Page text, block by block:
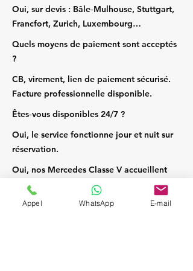
Oui, sur devis : Bâle‑Mulhouse, Stuttgart,
Francfort, Zurich, Luxembourg…
Quels moyens de paiement sont acceptés
?
CB, virement, lien de paiement sécurisé.
Facture professionnelle disponible.
Êtes‑vous disponibles 24/7 ?
Oui, le service fonctionne jour et nuit sur
réservation.
Oui, nos Mercedes Classe V accueillent
jusqu’à 7 passagers et leurs bagages.
Appel WhatsApp E-mail